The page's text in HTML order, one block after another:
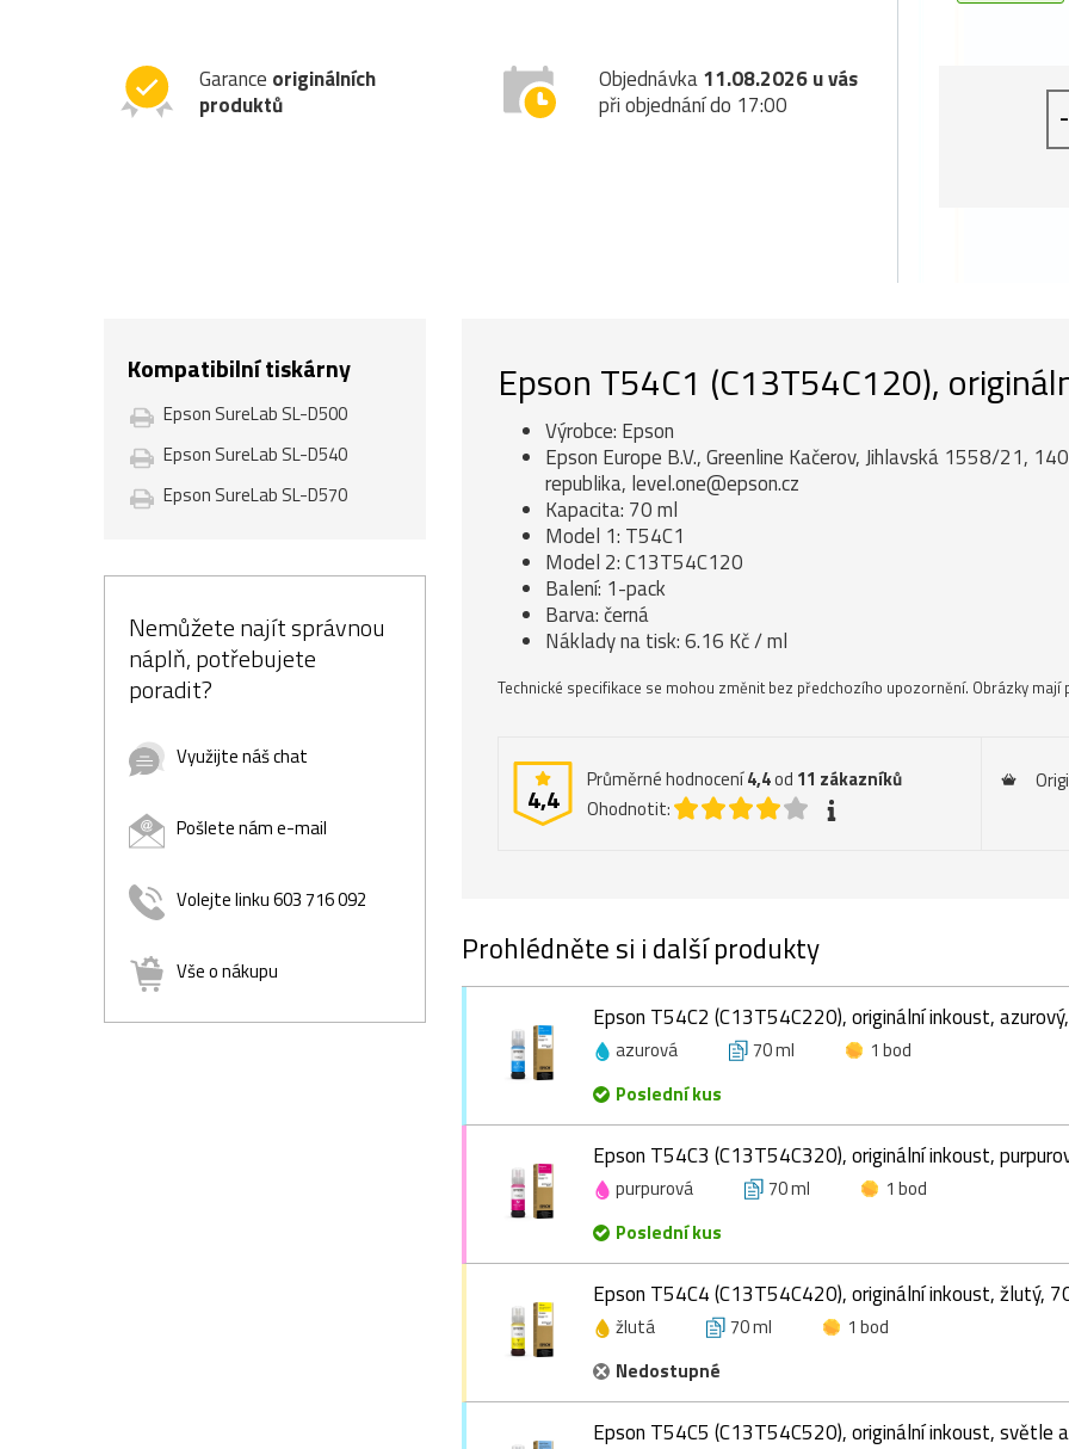
Garance originálních
produktů
Objednávka11.08.2026 u vás
při objednání do 17:00
-
Kompatibilní tiskárny
Epson SureLab SL-D500
Epson SureLab SL-D540
Epson SureLab SL-D570
Nemůžete najít správnou
náplň, potřebujete
poradit?
Využijte náš chat
Pošlete nám e-mail
Volejte linku 603 716 092
Vše o nákupu
Epson T54C1 (C13T54C120),
Výrobce: Epson
Epson Europe B.V., Greenline Kačerov, Jihlavská 1558/21,
republika, level.one@epson.cz
Kapacita: 70 ml
Model 1: T54C1
Model 2: C13T54C120
Balení: 1-pack
Barva: černá
Náklady na tisk: 6.16 Kč / ml
Technické specifikace se mohou změnit bez předchozího upozornění. Obrázky
4,4
Průměrné hodnocení4,4od 11 zákazníků
Ohodnotit:
Prohlédněte si i další produkty
Epson T54C2 (C13T54C220), originální inkoust,
azurová 70 ml
1 bod
Poslední kus
Epson T54C3 (C13T54C320), originální inkoust,
purpurová 70 ml
1 bod
Poslední kus
Epson T54C4 (C13T54C420), originální inkoust, žlutý,
žlutá 70 ml
1 bod
Nedostupné
Epson T54C5 (C13T54C520), originální inkoust, světle